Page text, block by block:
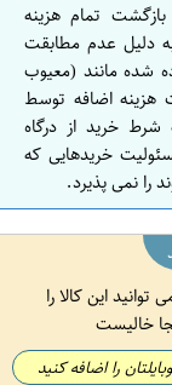
بازگشت تمام هزینه
دلیل عدم مطابقت
شده مانند (معیوب
هزینه اضافه توسط
خرید از درگاه
خریدهایی که
را نمی پذیرد.
این کالا را
خالیست
را اضافه کنید